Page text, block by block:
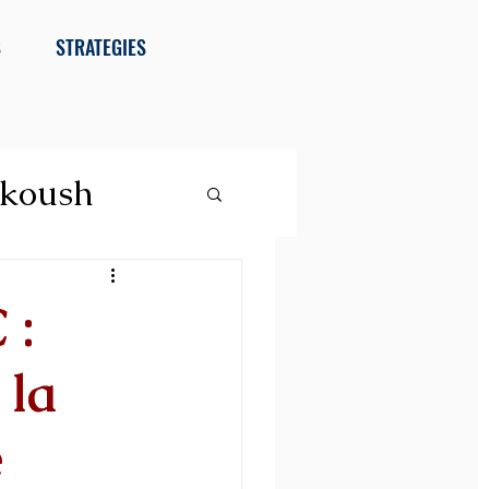
STRATEGIES
:
la